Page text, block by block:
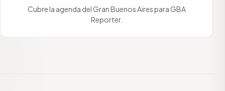
Cubre la agenda del Gran Buenos Aires para GBA
Reporter.